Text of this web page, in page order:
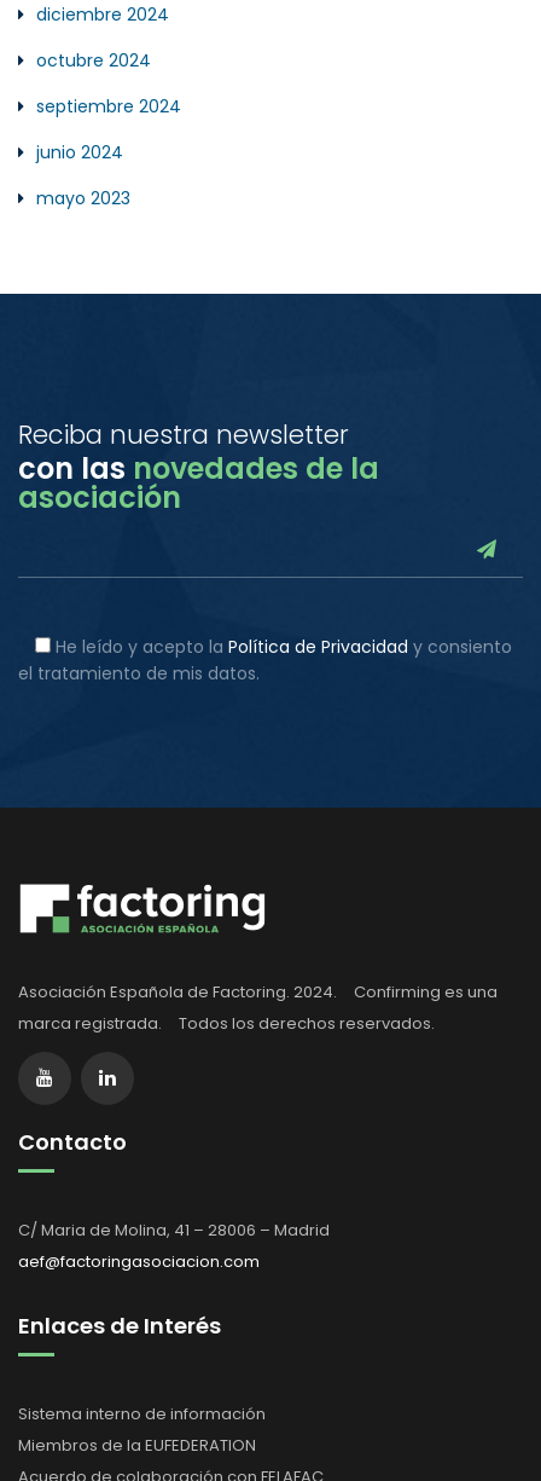
diciembre 2024
octubre 2024
septiembre 2024
junio 2024
mayo 2023
Reciba nuestra newsletter
con las novedades de la
asociación
He leído y acepto la Política de Privacidad y consiento
el tratamiento de mis datos.
Asociación Española de Factoring. 2024. Confirming es una
marca registrada. Todos los derechos reservados.
Contacto
C/ Maria de Molina, 41 – 28006 – Madrid
aef@factoringasociacion.com
Enlaces de Interés
Sistema interno de información
Miembros de la EUFEDERATION
Acuerdo de colaboración con FELAFAC